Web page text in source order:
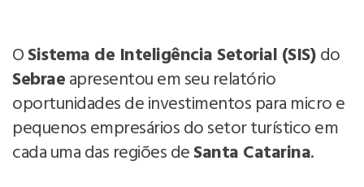
OSistema de Inteligência Setorial (SIS)do
Sebraeapresentou em seu relatório
oportunidades de investimentos para micro e
pequenos empresários do setor turístico em
cada uma das regiões deSanta Catarina.